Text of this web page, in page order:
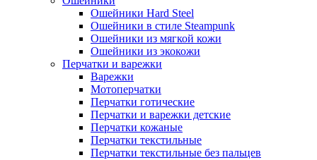
Ошейники Hard Steel
Ошейники в стиле Steampunk
Ошейники из мягкой кожи
Ошейники из экокожи
Перчатки и варежки
Варежки
Мотоперчатки
Перчатки готические
Перчатки и варежки детские
Перчатки кожаные
Перчатки текстильные
Перчатки текстильные без пальцев